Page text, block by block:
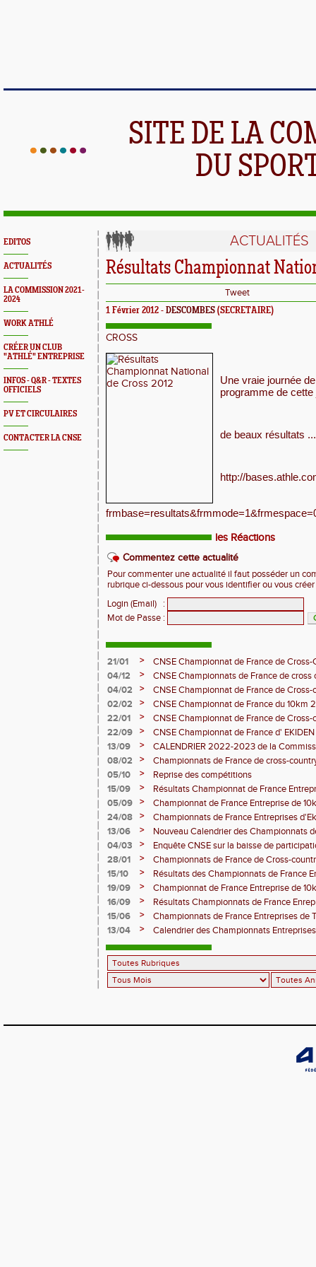
SITE DE LA
DU
EDITOS
ACTUALITÉS
LA COMMISSION 2021-
2024
WORK ATHLÉ
CRÉER UN CLUB
"ATHLÉ" ENTREPRISE
INFOS - Q&R - TEXTES
OFFICIELS
PV ET CIRCULAIRES
CONTACTER LA CNSE
ACTUALITÉS
Résultats Championnat
Tweet
1 Février 2012 - DESCOMBES (SECRETAIRE)
CROSS
Une vraie journée
programme de
de beaux résultats
http://
les Réactions
Commentez cette actualité
Pour commenter une actualité il faut posséder un
rubrique ci-dessous pour vous identifier ou vous
Login (Email)
:
Mot de Passe :
21/01 >
CNSE Championnat de France de
04/12
>
CNSE Championnats de France de
04/02
>
CNSE Championnat de France de
02/02
>
CNSE Championnat de France du 10km
22/01
>
CNSE Championnat de France de
22/09
>
CNSE Championnat de France d'
13/09
>
CALENDRIER 2022-2023 de la
en Entreprise
08/02 >
Championnats de France de cross-
05/10
>
Reprise des compétitions
15/09
>
Résultats Championnat de France
05/09
>
Championnat de France Entreprise de
24/08
>
Championnats de France Entreprises
13/06
>
Nouveau Calendrier des Championnats
2020
04/03 >
Enquête CNSE sur la baisse de
de France du "Sport en Entreprise"
28/01 >
Championnats de France de Cross-
Montauban 2020
15/10 >
Résultats des Championnats de France
19/09
>
Championnat de France Entreprise de
16/09
>
Résultats Championnats de France
15/06
>
Championnats de France Entreprises de
13/04
> Calendrier des Championnats